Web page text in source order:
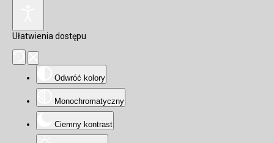
Ułatwienia dostępu
Odwróć kolory
Monochromatyczny
Ciemny kontrast